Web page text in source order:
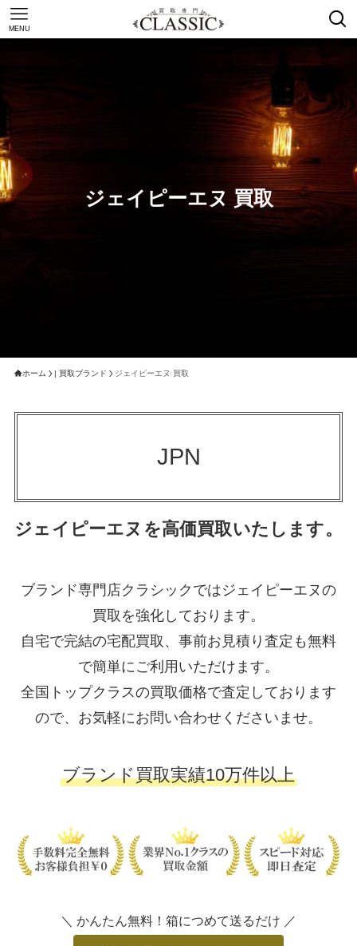
MENU
ジェイピーエヌ 買取
ホーム | 買取ブランド ジェイピーエヌ 買取
JPN
ジェイピーエヌを高価買取いたします。
ブランド専門店クラシックではジェイピーエヌの
買取を強化しております。
自宅で完結の宅配買取、事前お見積り査定も無料
で簡単にご利用いただけます。
全国トップクラスの買取価格で査定しております
ので、お気軽にお問い合わせくださいませ。
ブランド買取実績10万件以上
＼ かんたん無料！箱につめて送るだけ ／